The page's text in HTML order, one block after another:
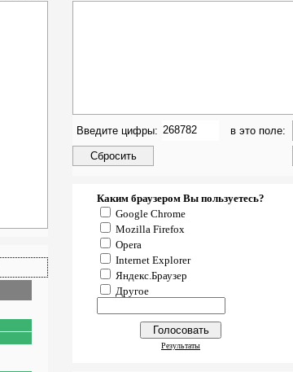
Введите цифры: в это поле:
Каким браузером Вы пользуетесь?
Google Chrome
Mozilla Firefox
Opera
Internet Explorer
Яндекс.Браузер
Другое
Результаты